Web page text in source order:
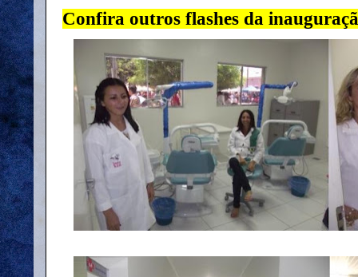
Confira outros flashes da